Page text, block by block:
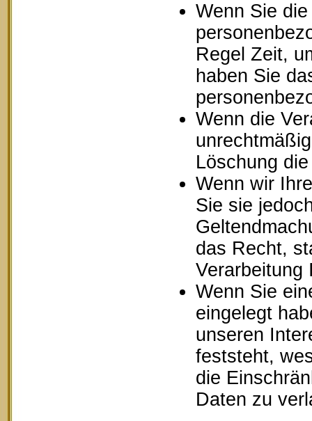
Wenn Sie
Regel Zeit,
haben Sie
Wenn die
Löschung
Wenn wir
Sie sie
das Recht,
Verarbeitung
Wenn Sie
eingelegt
unseren
feststeht,
die
Daten zu